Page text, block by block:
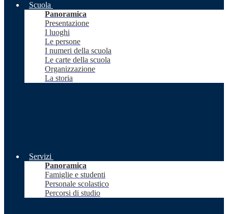
Scuola
Panoramica
Presentazione
I luoghi
Le persone
I numeri della scuola
Le carte della scuola
Organizzazione
La storia
Servizi
Panoramica
Famiglie e studenti
Personale scolastico
Percorsi di studio